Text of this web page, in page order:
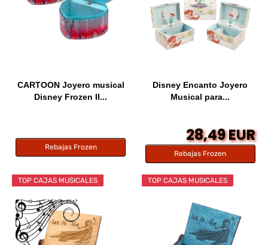
CARTOON Joyero musical
Disney Frozen II...
Rebajas Frozen
Disney Encanto Joyero
Musical para...
28,49 EUR
Rebajas Frozen
TOP CAJAS MUSICALES TOP CAJAS MUSICALES